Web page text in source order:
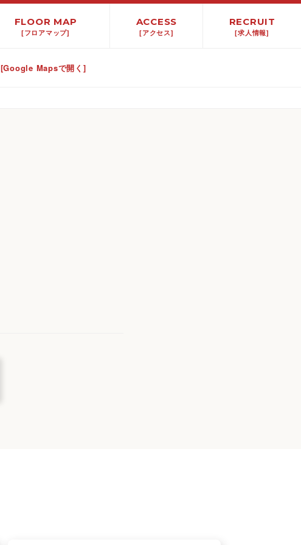
FLOOR MAP
[フロアマップ]
ACCESS
[アクセス]
RECRUIT
[求人情報]
[Google Mapsで開く]